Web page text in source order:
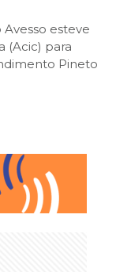
esteve
(Acic) para
Pineto